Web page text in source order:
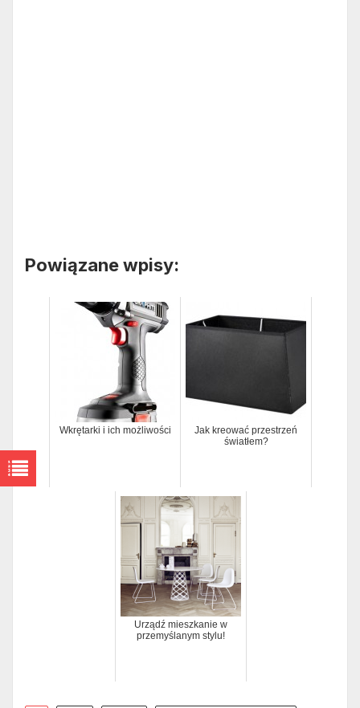
Powiązane wpisy:
Wkrętarki i ich możliwości
Jak kreować przestrzeń
światłem?
Urządź mieszkanie w
przemyślanym stylu!